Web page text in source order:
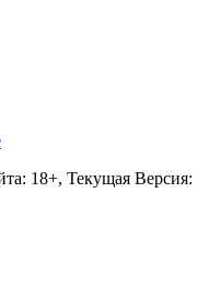
18+, Текущая Версия: